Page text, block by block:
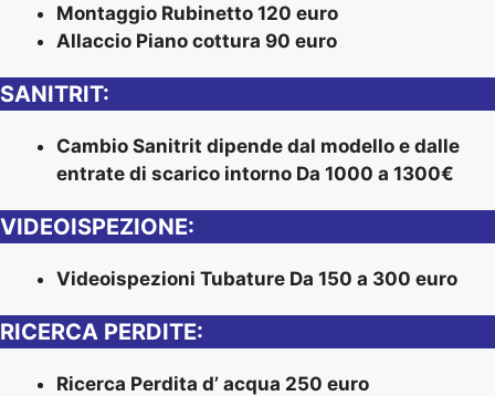
Montaggio Rubinetto 120 euro
Allaccio Piano cottura 90 euro
SANITRIT:
Cambio Sanitrit dipende dal modello e dalle
entrate di scarico intorno Da 1000 a 1300€
VIDEOISPEZIONE:
Videoispezioni Tubature Da 150 a 300 euro
RICERCA PERDITE:
Ricerca Perdita d’ acqua 250 euro